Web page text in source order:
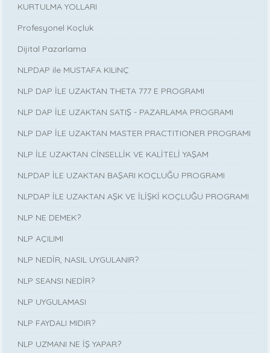
KURTULMA YOLLARI
Profesyonel Koçluk
Dijital Pazarlama
NLPDAP ile MUSTAFA KILINÇ
NLP DAP İLE UZAKTAN THETA 777 E PROGRAMI
NLP DAP İLE UZAKTAN SATIŞ - PAZARLAMA PROGRAMI
NLP DAP İLE UZAKTAN MASTER PRACTITIONER PROGRAMI
NLP İLE UZAKTAN CİNSELLİK VE KALİTELİ YAŞAM
NLPDAP İLE UZAKTAN BAŞARI KOÇLUĞU PROGRAMI
NLPDAP İLE UZAKTAN AŞK VE İLİŞKİ KOÇLUĞU PROGRAMI
NLP NE DEMEK?
NLP AÇILIMI
NLP NEDİR, NASIL UYGULANIR?
NLP SEANSI NEDİR?
NLP UYGULAMASI
NLP FAYDALI MIDIR?
NLP UZMANI NE İŞ YAPAR?